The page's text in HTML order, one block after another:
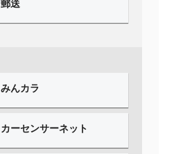
郵送
みんカラ
カーセンサーネット